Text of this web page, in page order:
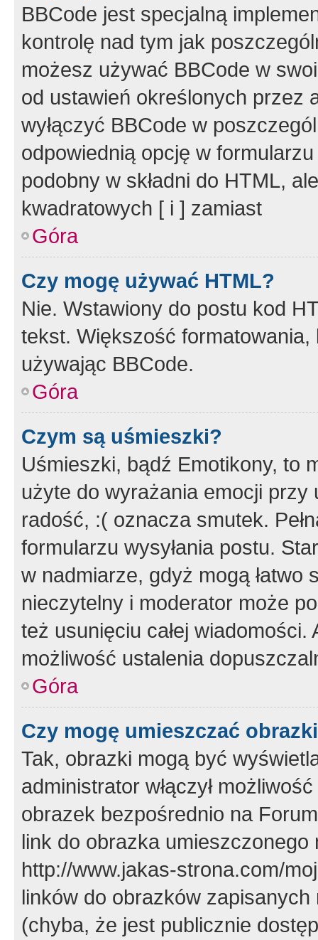
BBCode jest specjalną
kontrolę nad tym jak
możesz używać BBCode w
od ustawień określonych przez
wyłączyć BBCode w
odpowiednią opcję w
podobny w składni do HTML,
kwadratowych [ i ] zamiast
Góra
Czy mogę używać HTML?
Nie. Wstawiony do postu kod
tekst. Większość
używając BBCode.
Góra
Czym są uśmieszki?
Uśmieszki, bądź Emotikony, to
użyte do wyrażania emocji
radość, :( oznacza smutek.
formularzu wysyłania postu.
w nadmiarze, gdyż mogą
nieczytelny i moderator może
też usunięciu całej
możliwość ustalenia
Góra
Czy mogę umieszczać
Tak, obrazki mogą być
administrator włączył
obrazek bezpośrednio na
link do obrazka
http://www.jakas-strona.com/
linków do obrazków
(chyba, że jest publicznie